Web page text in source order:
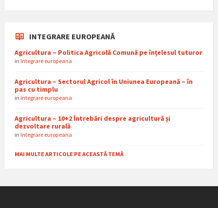
INTEGRARE EUROPEANĂ
Agricultura – Politica Agricolă Comună pe înțelesul tuturor
in Integrare europeana
Agricultura – Sectorul Agricol în Uniunea Europeană – în
pas cu timplu
in Integrare europeana
Agricultura – 10+2 Întrebări despre agricultură și
dezvoltare rurală
in Integrare europeana
MAI MULTE ARTICOLE PE ACEASTĂ TEMĂ